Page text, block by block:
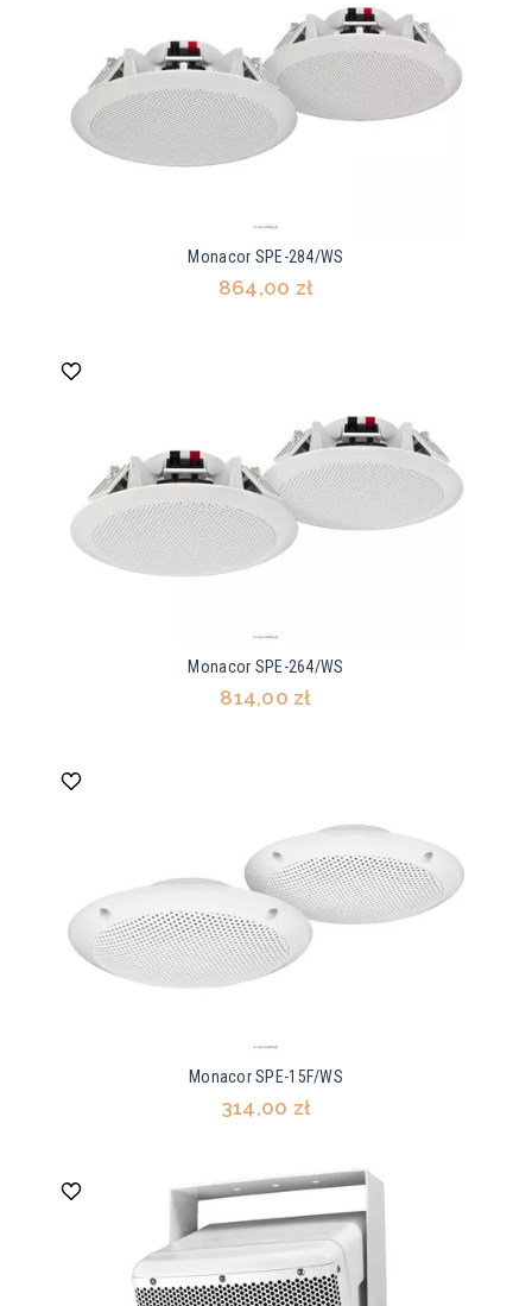
Monacor SPE-284/WS
864,00 zł
Monacor SPE-264/WS
814,00 zł
Monacor SPE-15F/WS
314,00 zł